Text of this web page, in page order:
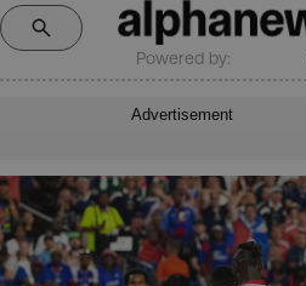
Powered by:
Advertisement